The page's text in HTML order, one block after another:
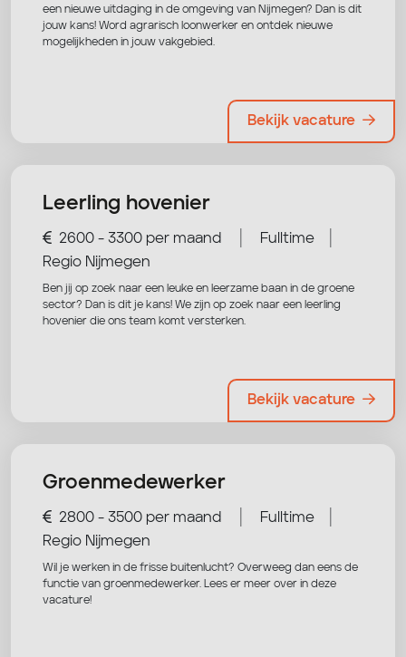
een nieuwe uitdaging in de omgeving van Nijmegen? Dan is dit
jouw kans! Word agrarisch loonwerker en ontdek nieuwe
mogelijkheden in jouw vakgebied.
Bekijk vacature
Leerling hovenier
2600 - 3300 per maand Fulltime
Regio Nijmegen
Ben jij op zoek naar een leuke en leerzame baan in de groene
sector? Dan is dit je kans! We zijn op zoek naar een leerling
hovenier die ons team komt versterken.
Bekijk vacature
Groenmedewerker
2800 - 3500 per maand Fulltime
Regio Nijmegen
Wil je werken in de frisse buitenlucht? Overweeg dan eens de
functie van groenmedewerker. Lees er meer over in deze
vacature!